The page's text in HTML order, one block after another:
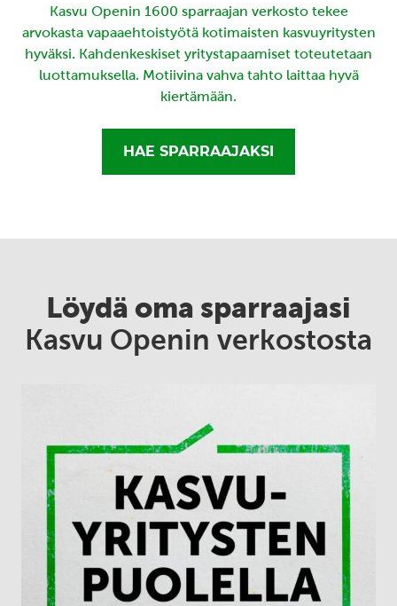
Kasvu Openin 1600 sparraajan verkosto tekee
arvokasta vapaaehtoistyötä kotimaisten kasvuyritysten
hyväksi. Kahdenkeskiset yritystapaamiset toteutetaan
luottamuksella. Motiivina vahva tahto laittaa hyvä
kiertämään.
HAE SPARRAAJAKSI
Löydä oma sparraajasi
Kasvu Openin verkostosta